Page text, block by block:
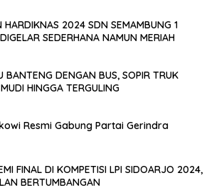
HARDIKNAS 2024 SDN SEMAMBUNG 1
SEDERHANA NAMUN MERIAH
BANTENG DENGAN BUS, SOPIR TRUK
HINGGA TERGULING
Resmi Gabung Partai Gerindra
FINAL DI KOMPETISI LPI SIDOARJO 2024,
BERTUMBANGAN